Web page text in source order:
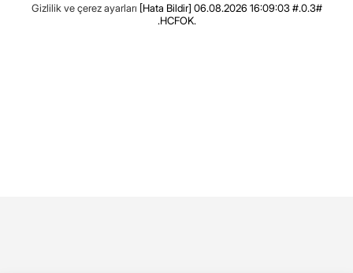
Gizlilik ve çerez ayarları [Hata Bildir] 06.08.2026 16:09:03 #.0.3#
.HCFOK.